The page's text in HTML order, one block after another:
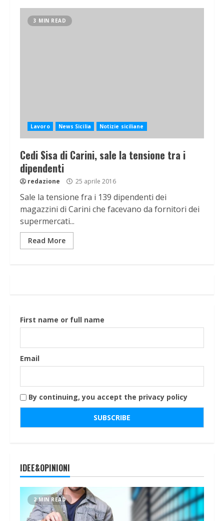
3 MIN READ
Lavoro News Sicilia Notizie siciliane
Cedi Sisa di Carini, sale la tensione tra i
dipendenti
redazione 25 aprile 2016
Sale la tensione fra i 139 dipendenti dei
magazzini di Carini che facevano da fornitori dei
supermercati...
Read More
First name or full name
Email
By continuing, you accept the privacy policy
IDEE&OPINIONI
2 MIN READ